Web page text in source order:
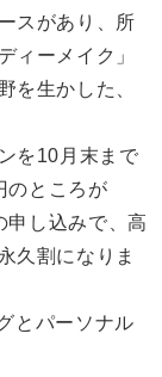
スがあり、所
ィーメイク」
を生かした、
を10月末まで
のところが
申し込みで、高
久割になりま
とパーソナル